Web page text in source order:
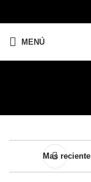
MENÚ
Mas reciente